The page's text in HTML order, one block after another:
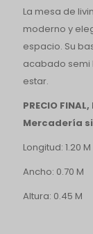
La mesa de
moderno y
espacio. Su
acabado semi
estar.
PRECIO
Mercadería
Longitud: 1.20 M
Ancho: 0.70 M
Altura: 0.45 M